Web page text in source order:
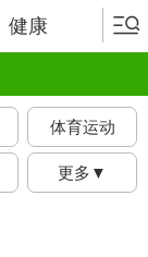
健康
体育运动
更多▼